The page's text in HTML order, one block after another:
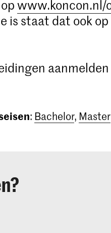
www.koncon.nl/
is staat dat ook
: Bachelor, Master